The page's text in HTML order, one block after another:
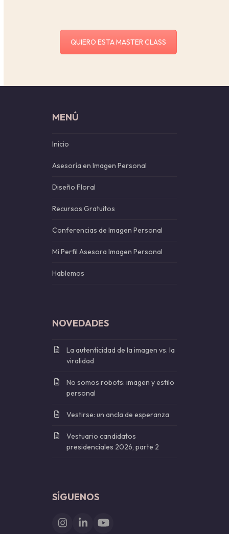
QUIERO ESTA MASTER CLASS
MENÚ
Inicio
Asesoría en Imagen Personal
Diseño Floral
Recursos Gratuitos
Conferencias de Imagen Personal
Mi Perfil Asesora Imagen Personal
Hablemos
NOVEDADES
La autenticidad de la imagen vs. la
viralidad
No somos robots: imagen y estilo
personal
Vestirse: un ancla de esperanza
Vestuario candidatos
presidenciales 2026, parte 2
SÍGUENOS
Instagram
LinkedInYouTube